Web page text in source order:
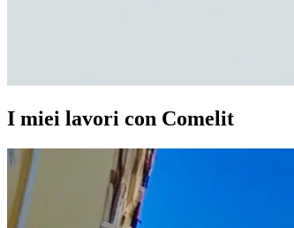
I miei lavori con Comelit